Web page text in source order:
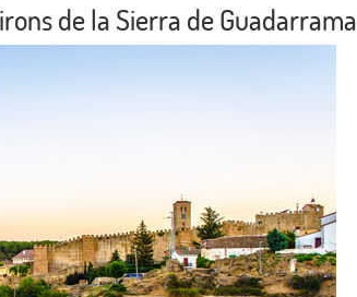
de la Sierra de Guadarrama